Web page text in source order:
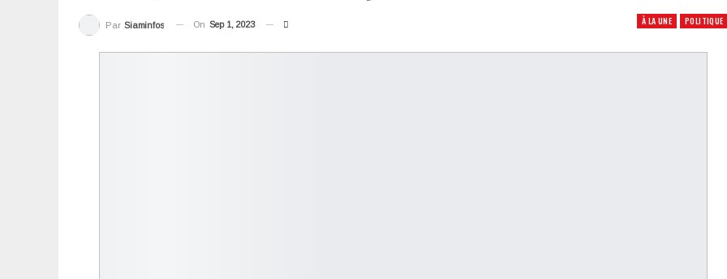
À LA UNE POLITIQUE
Par Siaminfos On Sep 1, 2023